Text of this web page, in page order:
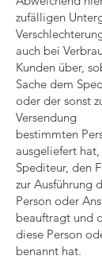
zufälligen
auch bei
Kunden über,
Sache dem
oder der sonst
Versendung
bestimmten
ausgeliefert
Spediteur, den
zur Ausführung
Person oder
beauftragt und
diese Person
benannt hat.